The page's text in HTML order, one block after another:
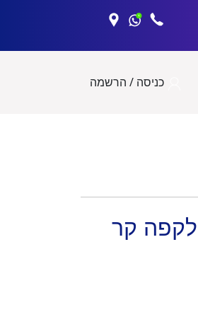
כניסה / הרשמה
מארז 6 כוסות זכוכית Wright לקפה קר